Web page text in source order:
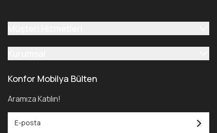
Konfor Mobilya Bülten
Aramıza Katılın!